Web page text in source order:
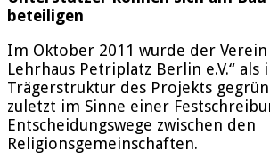
beteiligen
Im Oktober 2011 wurde der Verein
Lehrhaus Petriplatz Berlin e.V.“
Trägerstruktur des Projekts
zuletzt im Sinne einer
Entscheidungswege zwischen den
Religionsgemeinschaften.